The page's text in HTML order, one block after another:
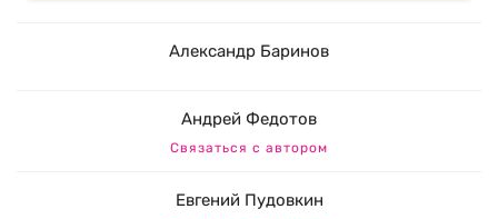
Александр Баринов
Андрей Федотов
Связаться с автором
Евгений Пудовкин